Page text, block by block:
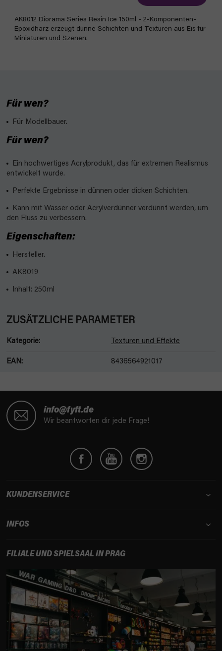
AK8012 Diorama Series Resin Ice 150ml - 2-Komponenten-
Epoxidharz erzeugt dünne Schichten und Texturen aus Eis für
Miniaturen und Szenen.
Für wen?
Für Modellbauer.
Für wen?
Ein hochwertiges Acrylprodukt, das für extremen Realismus
entwickelt wurde.
Perfekte Ergebnisse in dünnen oder dicken Schichten.
Kann mit Wasser oder Acrylverdünner verdünnt werden, um
den Fluss zu verbessern.
Eigenschaften:
Hersteller.
AK8019
Inhalt: 250ml
ZUSÄTZLICHE PARAMETER
Kategorie: Texturen und Effekte
EAN: 8436564921017
info@fyft.de
Wir beantworten dir jede Frage!
KUNDENSERVICE
INFOS
FILIALE UND SPIELSAAL IN PRAG